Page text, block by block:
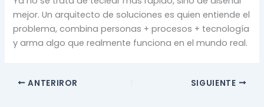
mejor. Un arquitecto de soluciones es quien entiende el
problema, combina personas + procesos + tecnología
y arma algo que realmente funciona en el mundo real.
ANTERIROR SIGUIENTE